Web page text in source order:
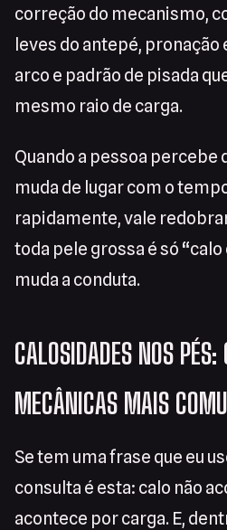
correção do mecanismo,
leves do antepé, pronação
arco e padrão de pisada
mesmo raio de carga.
Quando a pessoa percebe
muda de lugar com o
rapidamente, vale
toda pele grossa é só
muda a conduta.
CALOSIDADES NOS PÉS:
MECÂNICAS MAIS
Se tem uma frase que eu
consulta é esta: calo não
acontece por carga. E,